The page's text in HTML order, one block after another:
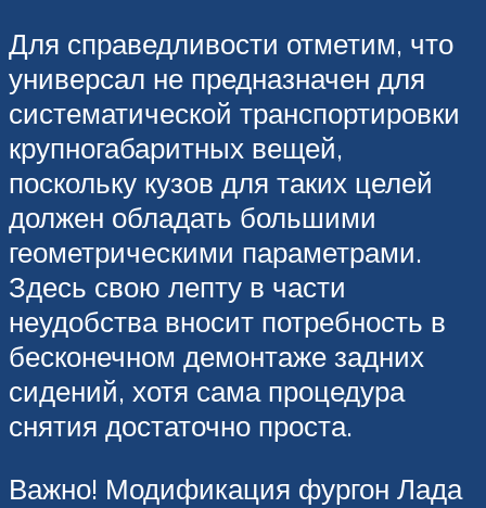
Для справедливости отметим, что
универсал не предназначен для
систематической транспортировки
крупногабаритных вещей,
поскольку кузов для таких целей
должен обладать большими
геометрическими параметрами.
Здесь свою лепту в части
неудобства вносит потребность в
бесконечном демонтаже задних
сидений, хотя сама процедура
снятия достаточно проста.
Важно! Модификация фургон Лада